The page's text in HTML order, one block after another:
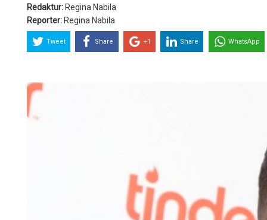
Redaktur: Regina Nabila
Reporter: Regina Nabila
Tweet Share +1 Share WhatsApp